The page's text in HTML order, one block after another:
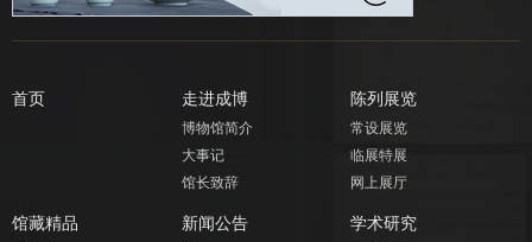
首页 走进成博
博物馆简介
大事记
馆长致辞
陈列展览
常设展览
临展特展
网上展厅
馆藏精品 新闻公告 学术研究